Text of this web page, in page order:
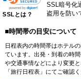
SSLとは？
SSL暗号化
盗用を防い
■時間帯の目安について
日程表内の時間帯はホテル
ています。出発・到着の時
や交通事情などにより変更
「旅行日程表」にてご確認く